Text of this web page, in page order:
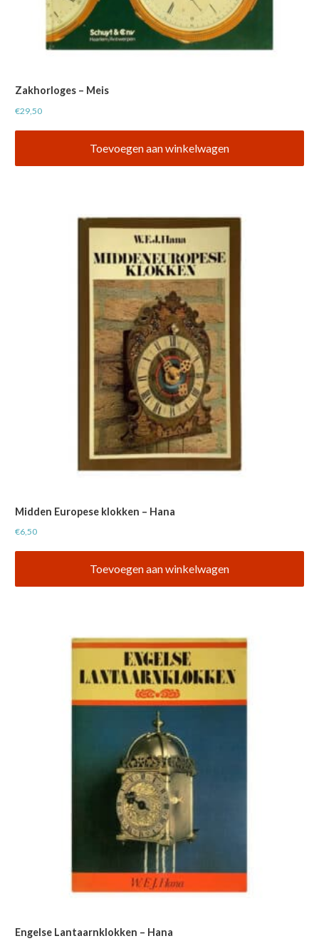
Zakhorloges – Meis
€29,50
Toevoegen aan winkelwagen
Midden Europese klokken – Hana
€6,50
Toevoegen aan winkelwagen
Engelse Lantaarnklokken – Hana